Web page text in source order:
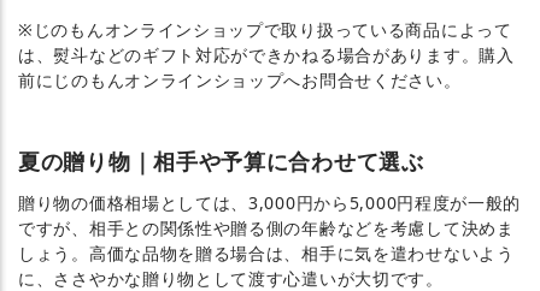
※じのもんオンラインショップで取り扱っている商品によって
は、熨斗などのギフト対応ができかねる場合があります。購入
前にじのもんオンラインショップへお問合せください。
夏の贈り物｜相手や予算に合わせて選ぶ
贈り物の価格相場としては、3,000円から5,000円程度が一般的
ですが、相手との関係性や贈る側の年齢などを考慮して決めま
しょう。高価な品物を贈る場合は、相手に気を遣わせないよう
に、ささやかな贈り物として渡す心遣いが大切です。